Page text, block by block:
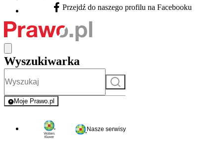
Facebook - otwiera się w nowej karcie
Przejdź do naszego profilu na Facebooku
Wyszukiwarka
Szukaj
Moje Prawo.pl
- rejestracja i logowanie do serwisu
Nasze serwisy